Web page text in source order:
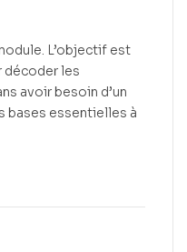
L’objectif est
décoder les
avoir besoin d’un
bases essentielles à